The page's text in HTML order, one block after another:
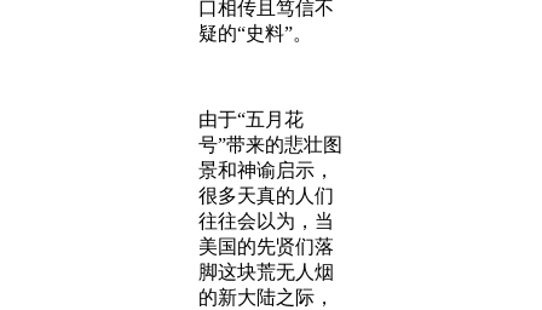
口相传且笃信不
疑的“史料”。
由于“五月花
号”带来的悲壮图
景和神谕启示，
很多天真的人们
往往会以为，当
美国的先贤们落
脚这块荒无人烟
的新大陆之际，